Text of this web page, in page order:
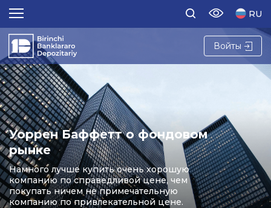
RU
Войты
Уоррен Баффетт о фондовом
рынке
Намного лучше купить очень хорошую
компанию по справедливой цене, чем
покупать ничем не примечательную
компанию по привлекательной цене.